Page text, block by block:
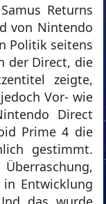
Returns
von Nintendo
Politik seitens
der Direct, die
zeigte,
Vor- wie
Direct
Prime 4 die
gestimmt.
Entwicklung